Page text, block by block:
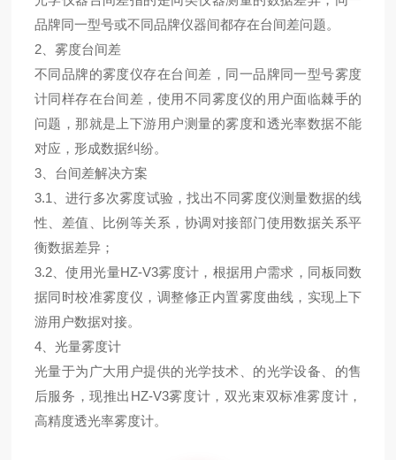
品牌同一型号或不同品牌仪器间都存在台间差问题。
2、雾度台间差
不同品牌的雾度仪存在台间差，同一品牌同一型号雾度
计同样存在台间差，使用不同雾度仪的用户面临棘手的
问题，那就是上下游用户测量的雾度和透光率数据不能
对应，形成数据纠纷。
3、台间差解决方案
3.1、进行多次雾度试验，找出不同雾度仪测量数据的线
性、差值、比例等关系，协调对接部门使用数据关系平
衡数据差异；
3.2、使用光量HZ-V3雾度计，根据用户需求，同板同数
据同时校准雾度仪，调整修正内置雾度曲线，实现上下
游用户数据对接。
4、光量雾度计
光量于为广大用户提供的光学技术、的光学设备、的售
后服务，现推出HZ-V3雾度计，双光束双标准雾度计，
高精度透光率雾度计。